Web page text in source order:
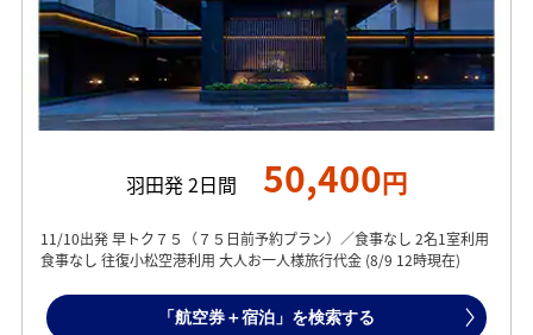
羽田発 2日間 50,400円
11/10出発 早トク７５（７５日前予約プラン）／食事なし 2名1室利用
食事なし 往復小松空港利用 大人お一人様旅行代金 (8/9 12時現在)
「航空券＋宿泊」を検索する